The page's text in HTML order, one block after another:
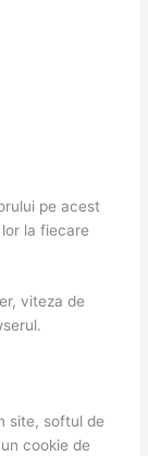
pe acest
la fiecare
viteza de
site, softul de
cookie de